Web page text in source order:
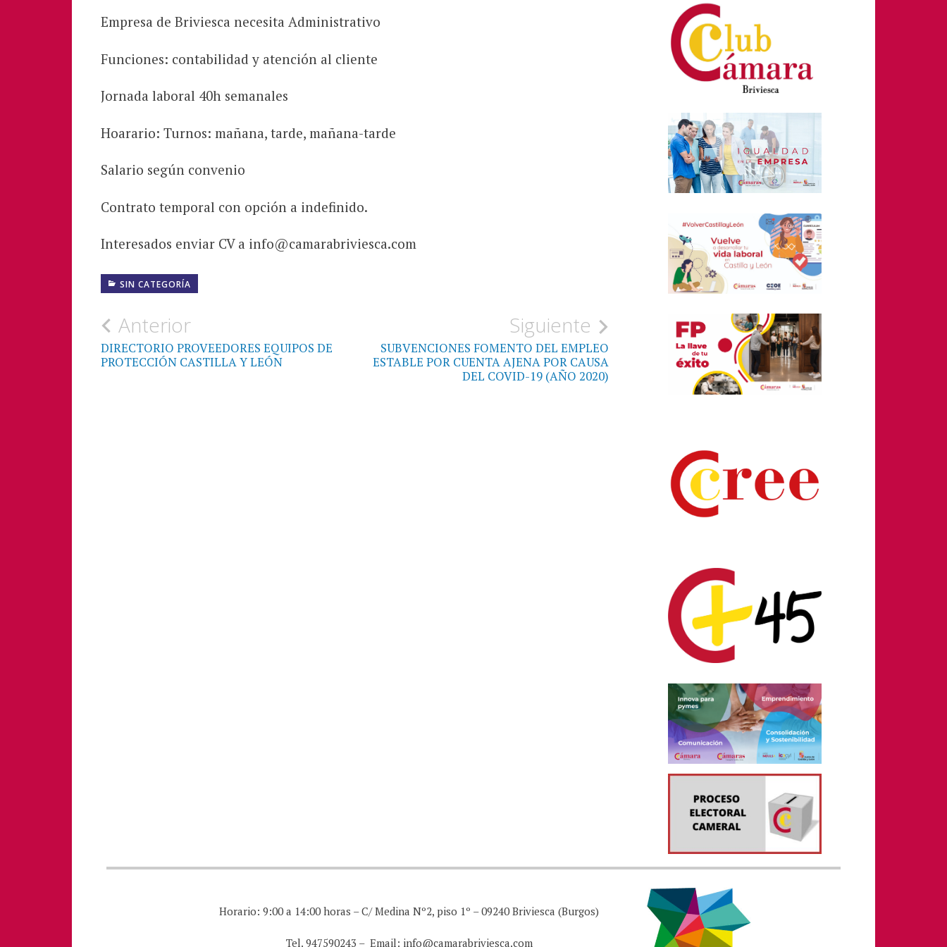
Empresa de Briviesca necesita Administrativo
Funciones: contabilidad y atención al cliente
Jornada laboral 40h semanales
Hoarario: Turnos: mañana, tarde, mañana-tarde
Salario según convenio
Contrato temporal con opción a indefinido.
Interesados enviar CV a info@camarabriviesca.com
SIN CATEGORÍA
Navegación
de
Anterior
DIRECTORIO PROVEEDORES EQUIPOS DE
PROTECCIÓN CASTILLA Y LEÓN
Siguiente
SUBVENCIONES FOMENTO DEL EMPLEO
ESTABLE POR CUENTA AJENA POR CAUSA
DEL COVID-19 (AÑO 2020)
Horario: 9:00 a 14:00 horas – C/ Medina Nº2, piso 1º – 09240 Briviesca (Burgos)
Tel. 947590243 – Email: info@camarabriviesca.com